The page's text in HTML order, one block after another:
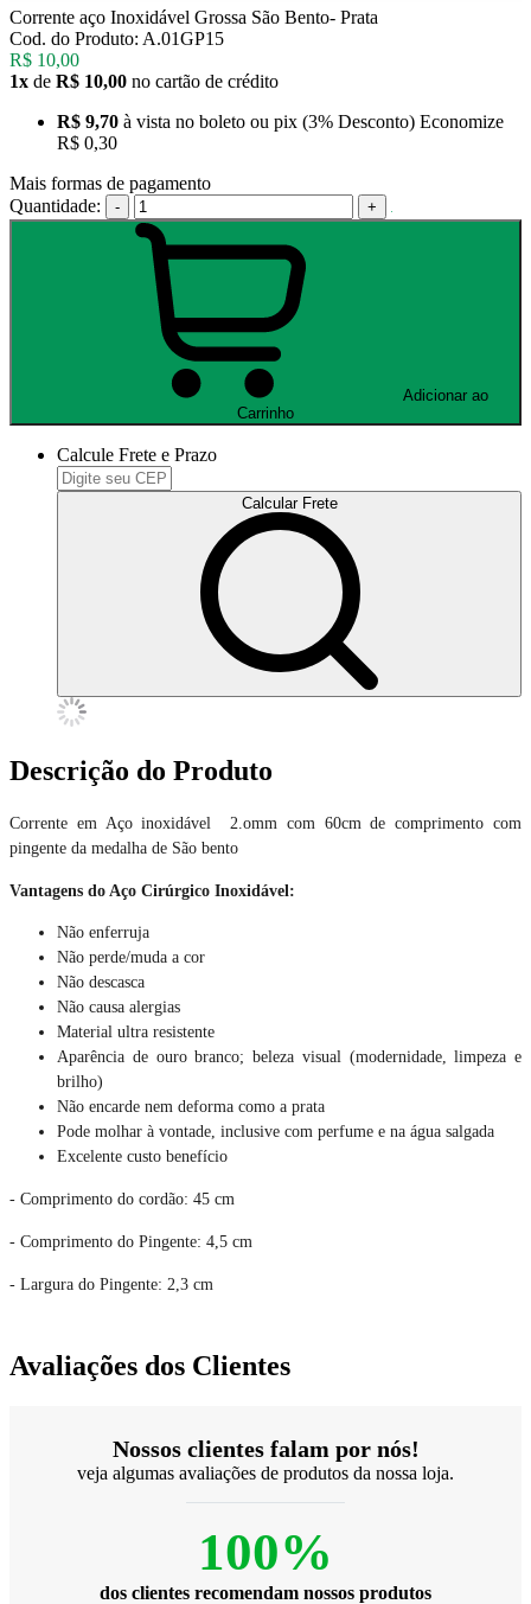
Corrente aço Inoxidável Grossa São Bento- Prata
Cod. do Produto: A.01GP15
R$ 10,00
1x de R$ 10,00 no cartão de crédito
R$ 9,70 à vista no boleto ou pix (3% Desconto) Economize
R$ 0,30
Mais formas de pagamento
Quantidade:
- +
Carrinho
Calcule Frete e Prazo
Calcular Frete
Descrição do Produto
Corrente em Aço inoxidável 2.omm com 60cm de comprimento com
pingente da medalha de São bento
Vantagens do Aço Cirúrgico Inoxidável:
Não enferruja
Não perde/muda a cor
Não descasca
Não causa alergias
Material ultra resistente
Aparência de ouro branco; beleza visual (modernidade, limpeza e
brilho)
Não encarde nem deforma como a prata
Pode molhar à vontade, inclusive com perfume e na água salgada
Excelente custo benefício
- Comprimento do cordão: 45 cm
- Comprimento do Pingente: 4,5 cm
- Largura do Pingente: 2,3 cm
Avaliações dos Clientes
Nossos clientes falam por nós!
veja algumas avaliações de produtos da nossa loja.
100%
dos clientes recomendam nossos produtos